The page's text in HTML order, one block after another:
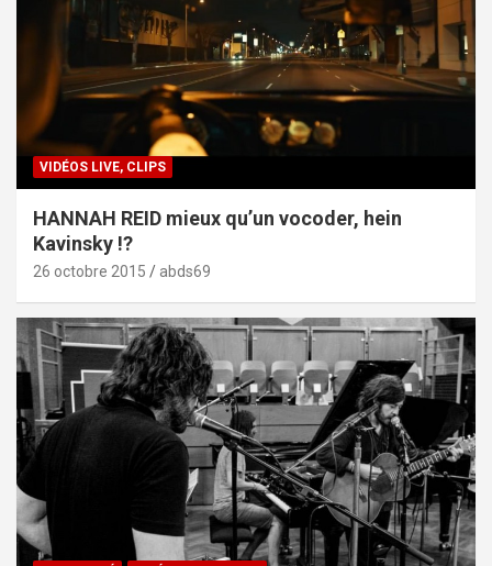
VIDÉOS LIVE, CLIPS
HANNAH REID mieux qu’un vocoder, hein
Kavinsky !?
26 octobre 2015 abds69